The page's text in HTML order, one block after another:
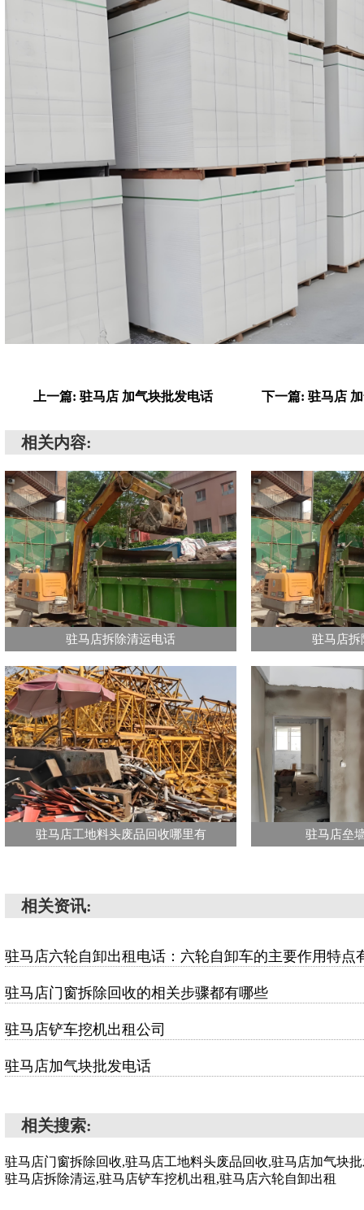
上一篇: 驻马店 加气块批发电话 下一篇: 驻马店
相关内容:
驻马店拆除清运电话 驻马店拆
驻马店工地料头废品回收哪里有 驻马店垒
相关资讯:
驻马店六轮自卸出租电话：六轮自卸车的主要作用特点
驻马店门窗拆除回收的相关步骤都有哪些
驻马店铲车挖机出租公司
驻马店加气块批发电话
相关搜索:
驻马店门窗拆除回收,驻马店工地料头废品回收,驻马店加气块
驻马店拆除清运,驻马店铲车挖机出租,驻马店六轮自卸出租